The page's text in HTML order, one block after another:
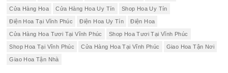
Cửa Hàng Hoa Cửa Hàng Hoa Uy Tín Shop Hoa Uy Tín
Điện Hoa Tại Vĩnh Phúc Điện Hoa Uy Tín Điện Hoa
Cửa Hàng Hoa Tươi Tại Vĩnh Phúc Shop Hoa Tươi Tại Vĩnh Phúc
Shop Hoa Tại Vĩnh Phúc Cửa Hàng Hoa Tại Vĩnh Phúc Giao Hoa Tận Nơi
Giao Hoa Tận Nhà